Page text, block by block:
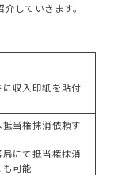
していきます。
に収入印紙を貼付
抵当権抹消依頼す
にて抵当権抹消
可能